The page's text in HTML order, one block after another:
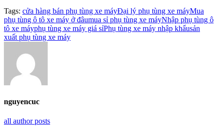
Tags: cửa hàng bán phụ tùng xe máyĐại lý phụ tùng xe máyMua
phụ tùng ô tô xe máy ở đâumua sỉ phụ tùng xe máyNhập phụ tùng ô
tô xe máyphụ tùng xe máy giá sỉPhụ tùng xe máy nhập khẩusản
xuất phụ tùng xe máy
nguyencuc
all author posts